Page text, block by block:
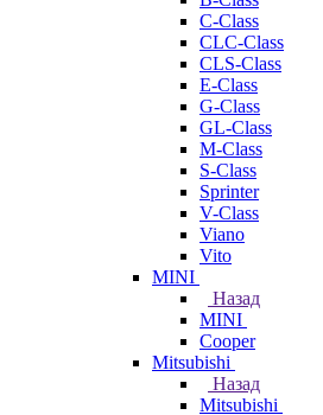
C-Class
CLC-Class
CLS-Class
E-Class
G-Class
GL-Class
M-Class
S-Class
Sprinter
V-Class
Viano
Vito
MINI
Назад
MINI
Cooper
Mitsubishi
Назад
Mitsubishi